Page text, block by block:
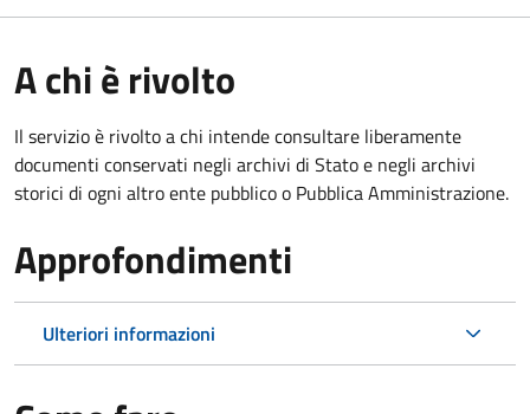
A chi è rivolto
Il servizio è rivolto a chi intende consultare liberamente
documenti conservati negli archivi di Stato e negli archivi
storici di ogni altro ente pubblico o Pubblica Amministrazione.
Approfondimenti
Ulteriori informazioni